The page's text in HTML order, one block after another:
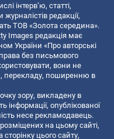
інтерв’ю, статті,
редакції,
ТОВ «Золота середина».
Images редакція має
України «Про авторські
без письмового
вони не
перекладу, поширенню в
зору, викладену в
інформації, опублікованої
несе рекламодавець.
на цьому сайті,
цього сайту,